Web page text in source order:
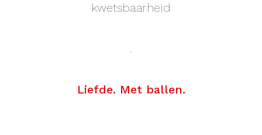
kwetsbaarheid
.
Liefde. Met ballen.